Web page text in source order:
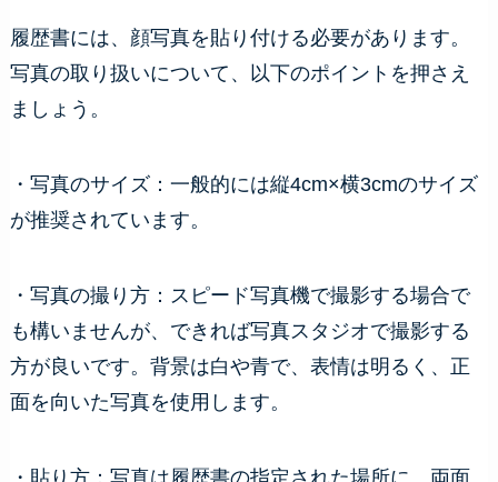
履歴書には、顔写真を貼り付ける必要があります。
写真の取り扱いについて、以下のポイントを押さえ
ましょう。
・写真のサイズ：一般的には縦4cm×横3cmのサイズ
が推奨されています。
・写真の撮り方：スピード写真機で撮影する場合で
も構いませんが、できれば写真スタジオで撮影する
方が良いです。背景は白や青で、表情は明るく、正
面を向いた写真を使用します。
・貼り方：写真は履歴書の指定された場所に、両面